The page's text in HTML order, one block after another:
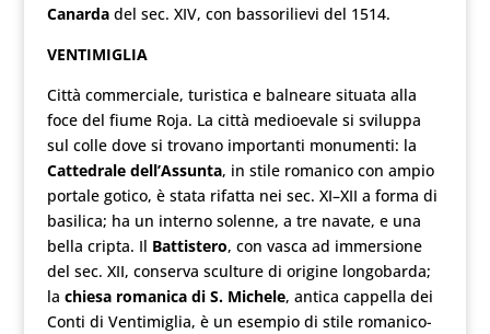
Canardadel sec. XIV, con bassorilievi del 1514.
VENTIMIGLIA
Città commerciale, turistica e balneare situata alla
foce del fiume Roja. La città medioevale si sviluppa
sul colle dove si trovano importanti monumenti: la
Cattedrale dell’Assunta, in stile romanico con ampio
portale gotico, è stata rifatta nei sec. XI–XII a forma di
basilica; ha un interno solenne, a tre navate, e una
bella cripta. Il Battistero, con vasca ad immersione
del sec. XII, conserva sculture di origine longobarda;
la chiesa romanica di S. Michele, antica cappella dei
Conti di Ventimiglia, è un esempio di stile romanico-